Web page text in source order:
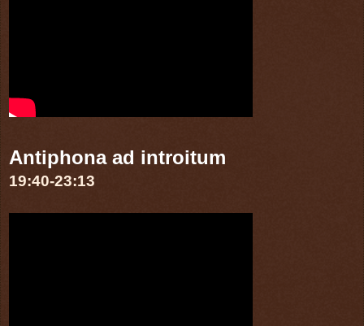
Antiphona ad introitum
19:40-23:13